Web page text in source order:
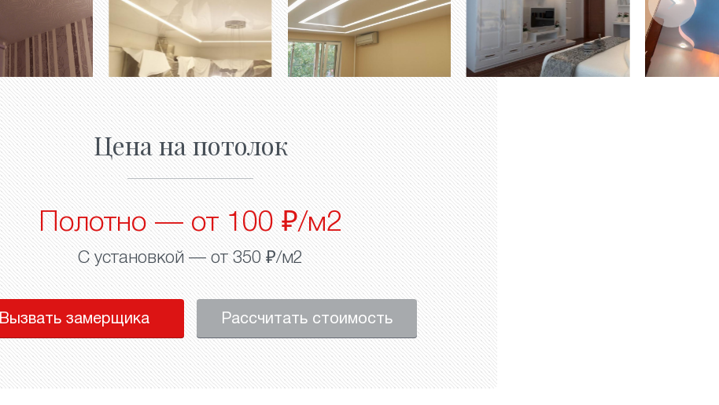
Цена на потолок
Полотно — от 100 ₽/м2
С установкой — от 350 ₽/м2
Вызвать замерщика Рассчитать стоимость